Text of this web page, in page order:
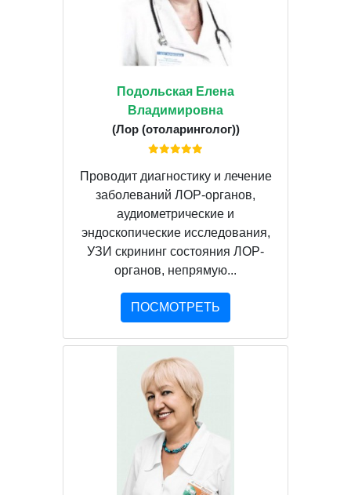
Подольская Елена
Владимировна
(Лор (отоларинголог))
Проводит диагностику и лечение
заболеваний ЛОР-органов,
аудиометрические и
эндоскопические исследования,
УЗИ скрининг состояния ЛОР-
органов, непрямую...
ПОСМОТРЕТЬ